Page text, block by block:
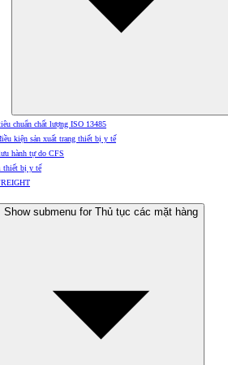
chuẩn chất lượng ISO 13485
kiện sản xuất trang thiết bị y tế
hành tự do CFS
thiết bị y tế
Show submenu for Thủ tục các mặt hàng